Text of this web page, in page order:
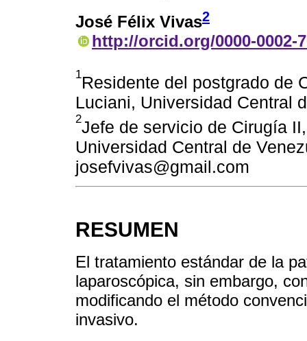
José Félix Vivas2
http://orcid.org/0000-0002-
1Residente del postgrado de
Luciani, Universidad Central
2Jefe de servicio de Cirugía
Universidad Central de
josefvivas@gmail.com
RESUMEN
El tratamiento estándar de la
laparoscópica, sin embargo,
modificando el método
invasivo.